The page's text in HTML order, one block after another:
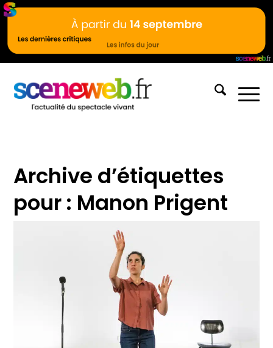
Archive d’étiquettes
pour : Manon Prigent